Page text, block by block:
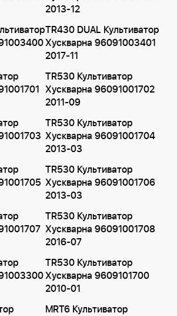
2013-12
TR430 DUAL Культиватор
Хускварна 96091003401
2017-11
TR530 Культиватор
Хускварна 96091001702
2011-09
TR530 Культиватор
Хускварна 96091001704
2013-03
TR530 Культиватор
Хускварна 96091001706
2013-03
TR530 Культиватор
Хускварна 96091001708
2016-07
TR530 Культиватор
Хускварна 9609101700
2010-01
MRT6 Культиватор